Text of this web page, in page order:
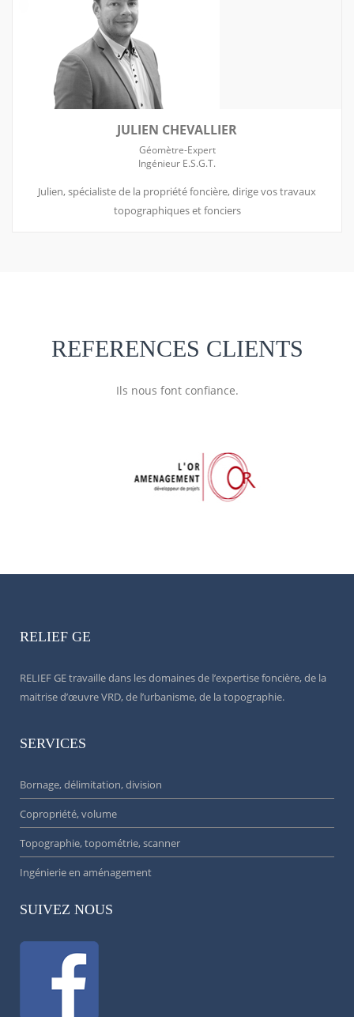
JULIEN CHEVALLIER
Géomètre-Expert
Ingénieur E.S.G.T.
Julien, spécialiste de la propriété foncière, dirige vos travaux
topographiques et fonciers
REFERENCES CLIENTS
Ils nous font confiance.
RELIEF GE
RELIEF GE travaille dans les domaines de l’expertise foncière, de la
maitrise d’œuvre VRD, de l’urbanisme, de la topographie.
SERVICES
Bornage, délimitation, division
Copropriété, volume
Topographie, topométrie, scanner
Ingénierie en aménagement
SUIVEZ NOUS